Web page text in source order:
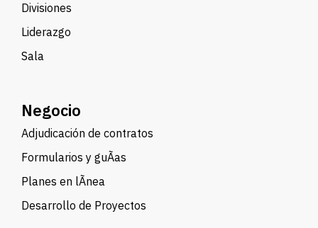
Divisiones
Liderazgo
Sala
Negocio
Adjudicación de contratos
Formularios y guÃ­as
Planes en lÃ­nea
Desarrollo de Proyectos